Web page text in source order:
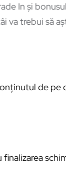
In și
va trebui să
de pe